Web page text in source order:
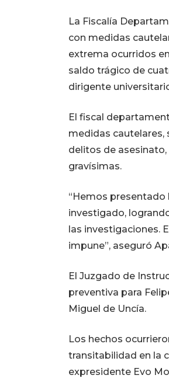
La Fiscalía
con medidas
extrema ocurridos
saldo trágico de
dirigente
El fiscal
medidas cautelares,
delitos de
gravísimas.
“Hemos
investigado,
las investigaciones.
impune”, aseguró
El Juzgado de
preventiva para
Miguel de Uncía.
Los hechos
transitabilidad en la
expresidente Evo